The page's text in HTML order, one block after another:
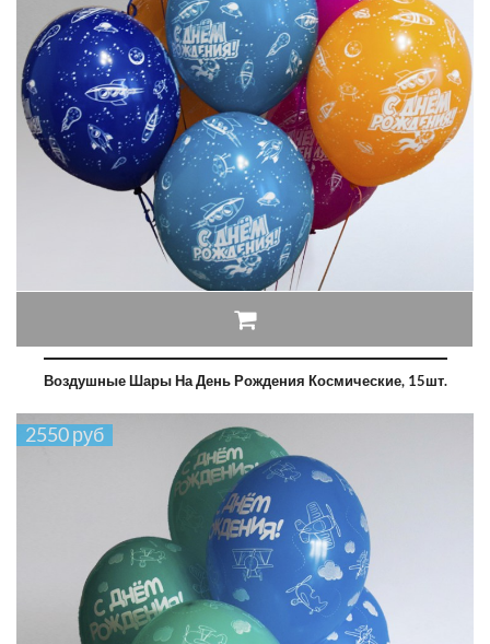
Воздушные Шары На День Рождения Космические, 15шт.
2550 руб